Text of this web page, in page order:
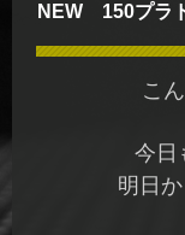
NEW 150プラ
こ
今日
明日